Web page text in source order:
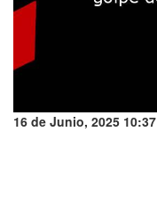
16 de Junio, 2025 10:37